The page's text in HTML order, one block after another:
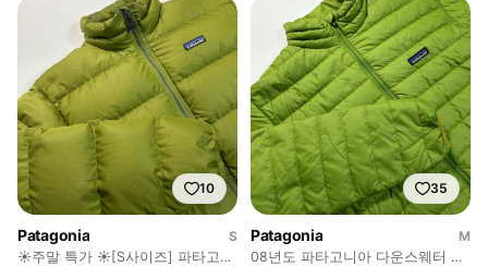
10
Patagonia
S
☀️주말 특가 ☀️[S사이즈] 파타고니
35
Patagonia
M
08년도 파타고니아 다운스웨터 다